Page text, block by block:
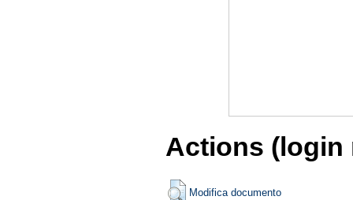
Actions (login
Modifica documento